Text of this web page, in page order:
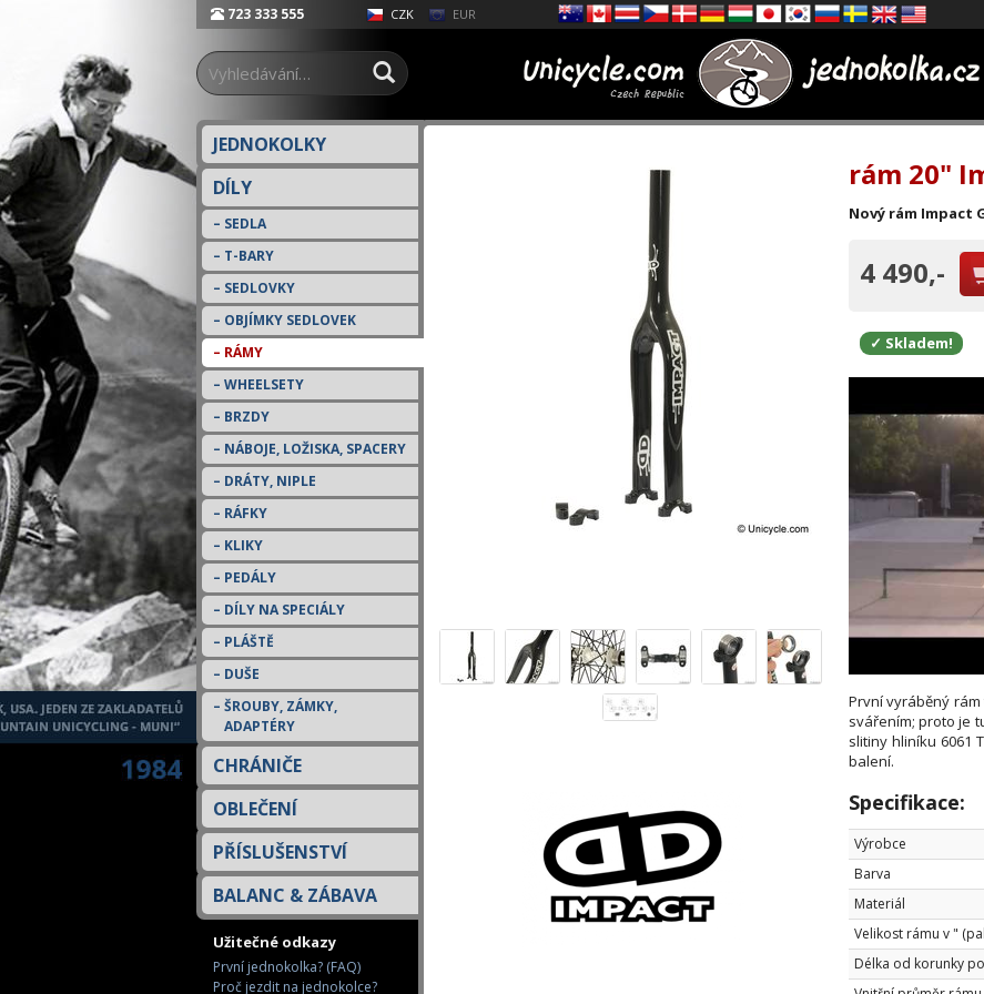
723 333 555 CZK EUR
JEDNOKOLKY
DÍLY
SEDLA
T-BARY
SEDLOVKY
OBJÍMKY SEDLOVEK
RÁMY
WHEELSETY
BRZDY
NÁBOJE, LOŽISKA, SPACERY
DRÁTY, NIPLE
RÁFKY
KLIKY
PEDÁLY
DÍLY NA SPECIÁLY
PLÁŠTĚ
DUŠE
ŠROUBY, ZÁMKY,
ADAPTÉRY
CHRÁNIČE
OBLEČENÍ
PŘÍSLUŠENSTVÍ
BALANC & ZÁBAVA
Užitečné odkazy
První jednokolka? (FAQ)
Proč jezdit na jednokolce?
rám 20"
Nový rám Impact
4 490,-
✓ Skladem!
První vyráběný
svářením; proto je
slitiny hliníku 6061
balení.
Specifikace:
Výrobce
Barva
Materiál
Velikost rámu v "
Délka od korunky